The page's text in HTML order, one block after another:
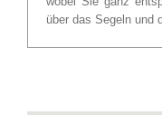
über das Segeln und